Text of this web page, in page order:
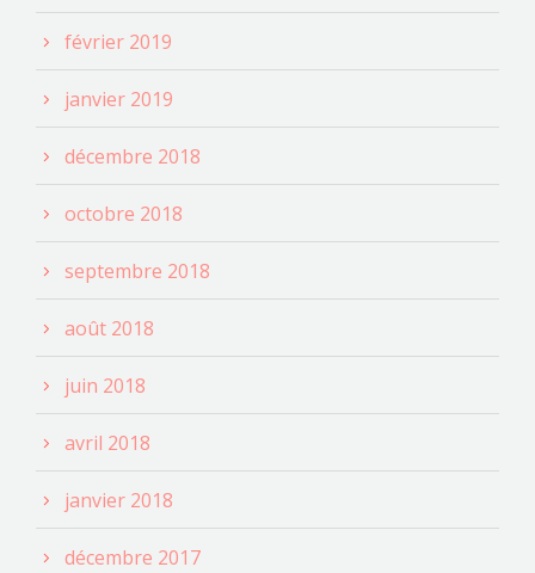
février 2019
janvier 2019
décembre 2018
octobre 2018
septembre 2018
août 2018
juin 2018
avril 2018
janvier 2018
décembre 2017